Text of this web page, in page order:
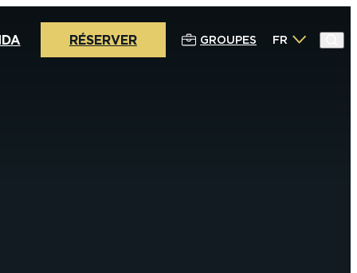
RÉSERVER GROUPES FR